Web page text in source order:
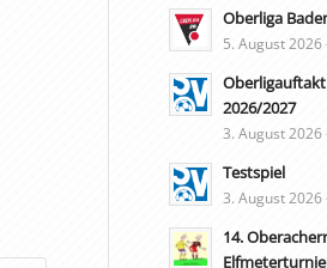
Oberliga
5. August 2026
Oberligauftakt
2026/2027
3. August 2026
Testspiel
3. August 2026
14.